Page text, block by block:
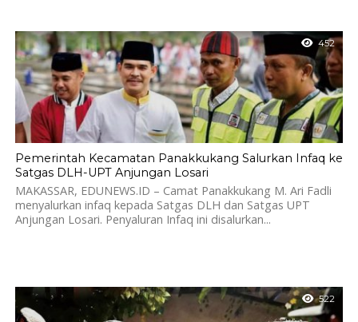
452
Pemerintah Kecamatan Panakkukang Salurkan Infaq ke
Satgas DLH-UPT Anjungan Losari
MAKASSAR, EDUNEWS.ID – Camat Panakkukang M. Ari Fadli
menyalurkan infaq kepada Satgas DLH dan Satgas UPT
Anjungan Losari. Penyaluran Infaq ini disalurkan...
522